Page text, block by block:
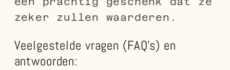
zeker zullen waarderen.
Veelgestelde vragen (FAQ's) en
antwoorden: